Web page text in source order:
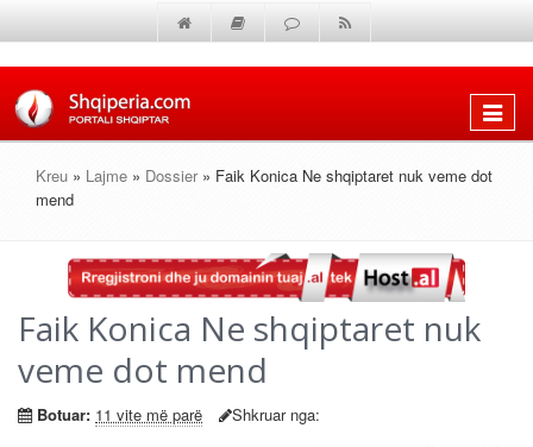
Shfaq
Kreu » Lajme » Dossier » Faik Konica Ne shqiptaret nuk veme dot
mend
Faik Konica Ne shqiptaret nuk
veme dot mend
Botuar: 11 vite më parë Shkruar nga: